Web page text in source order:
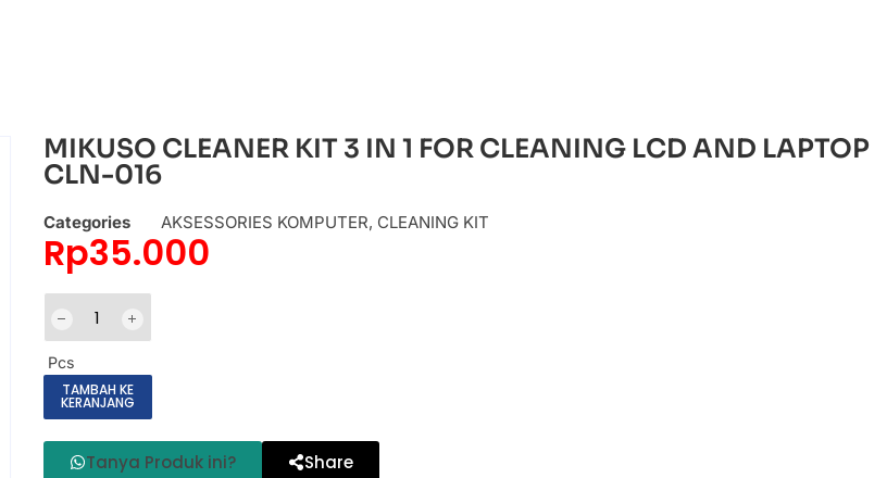
MIKUSO CLEANER KIT 3 IN 1 FOR CLEANING LCD AND LAPTOP
CLN-016
Categories AKSESSORIES KOMPUTER, CLEANING KIT
Rp35.000
Pcs
TAMBAH KE
KERANJANG
Tanya Produk ini? Share